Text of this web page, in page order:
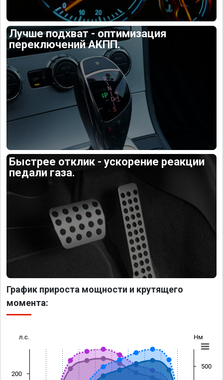
Лучше подхват - оптимизация
переключений АКПП.
Быстрее отклик - ускорение реакции
педали газа.
График прироста мощности и крутящего
момента:
л.с. Нм
200
500